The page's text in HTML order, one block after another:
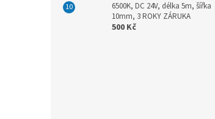
6500K, DC 24V, délka 5m, šířka
10mm, 3 ROKY ZÁRUKA
500 Kč